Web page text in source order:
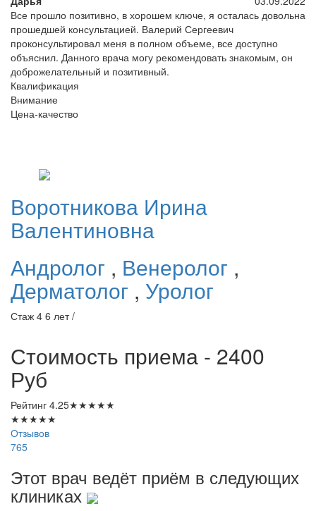
Все прошло позитивно, в хорошем ключе, я осталась довольна
прошедшей консультацией. Валерий Сергеевич
проконсультировал меня в полном объеме, все доступно
объяснил. Данного врача могу рекомендовать знакомым, он
доброжелательный и позитивный.
Квалификация
Внимание
Цена-качество
Воротникова Ирина
Валентиновна
Андролог , Венеролог ,
Дерматолог , Уролог
Стаж 4 6 лет /
Стоимость приема - 2400
Руб
Рейтинг 4.25★★★★★
★★★★★
Отзывов
765
Этот врач ведёт приём в следующих
клиниках